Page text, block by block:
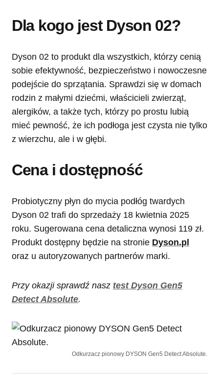
Dla kogo jest Dyson 02?
Dyson 02 to produkt dla wszystkich, którzy cenią
sobie efektywność, bezpieczeństwo i nowoczesne
podejście do sprzątania. Sprawdzi się w domach
rodzin z małymi dziećmi, właścicieli zwierząt,
alergików, a także tych, którzy po prostu lubią
mieć pewność, że ich podłoga jest czysta nie tylko
z wierzchu, ale i w głębi.
Cena i dostępność
Probiotyczny płyn do mycia podłóg twardych
Dyson 02 trafi do sprzedaży 18 kwietnia 2025
roku. Sugerowana cena detaliczna wynosi 119 zł.
Produkt dostępny będzie na stronie Dyson.pl
oraz u autoryzowanych partnerów marki.
Przy okazji sprawdź nasz test Dyson Gen5
Detect Absolute.
Odkurzacz pionowy DYSON Gen5 Detect Absolute.